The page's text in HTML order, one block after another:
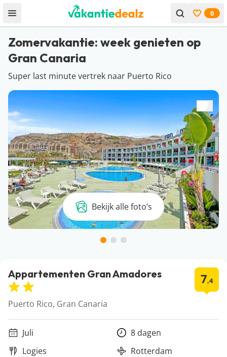
Open menu Bekijk
0
Zomervakantie: week genieten op
Gran Canaria
Super last minute vertrek naar Puerto Rico
Bekijk alle foto’s
Appartementen Gran Amadores 7,4
Puerto Rico, Gran Canaria
Juli
8 dagen
Logies
Rotterdam